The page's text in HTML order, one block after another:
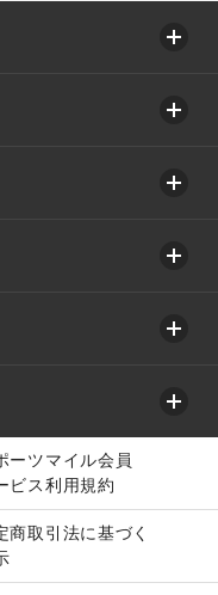
ーツマイル会員
ビス利用規約
商取引法に基づく